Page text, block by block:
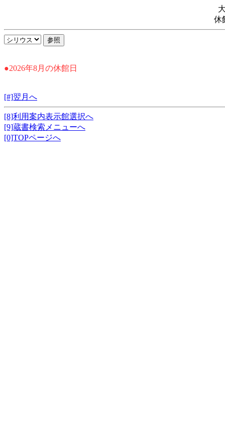
休
●2026年8月の休館日
[#]翌月へ
[8]利用案内表示館選択へ
[9]蔵書検索メニューへ
[0]TOPページへ